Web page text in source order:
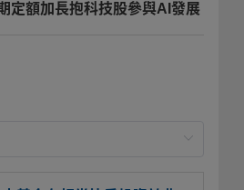
定額加長抱科技股參與AI發展